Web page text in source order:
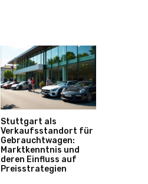
Stuttgart als
Verkaufsstandort für
Gebrauchtwagen:
Marktkenntnis und
deren Einfluss auf
Preisstrategien